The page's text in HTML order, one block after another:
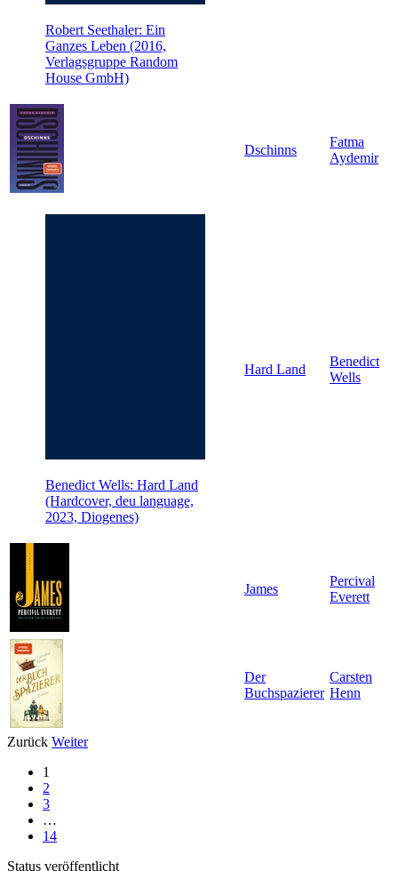
Robert Seethaler: Ein
Ganzes Leben (2016,
Verlagsgruppe Random
House GmbH)
Dschinns
Fatma
Aydemir
Benedict Wells: Hard Land
(Hardcover, deu language,
2023, Diogenes)
Hard Land
Benedict
Wells
James
Percival
Everett
Der
Buchspazierer
Carsten
Henn
Zurück Weiter
1
2
3
…
14
Status veröffentlicht